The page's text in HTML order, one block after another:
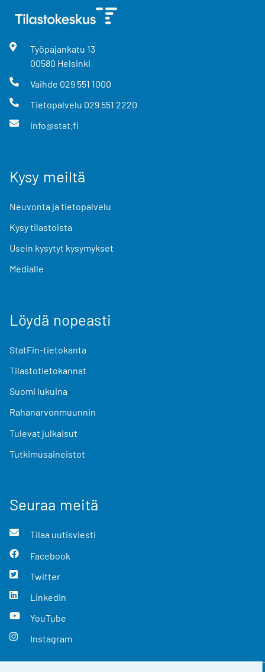
Työpajankatu 13
00580 Helsinki
Vaihde 029 551 1000
Tietopalvelu 029 551 2220
info@stat.fi
Kysy meiltä
Neuvonta ja tietopalvelu
Kysy tilastoista
Usein kysytyt kysymykset
Medialle
Löydä nopeasti
StatFin-tietokanta
Tilastotietokannat
Suomi lukuina
Rahanarvonmuunnin
Tulevat julkaisut
Tutkimusaineistot
Seuraa meitä
Tilaa uutisviesti
Facebook
Twitter
LinkedIn
YouTube
Instagram